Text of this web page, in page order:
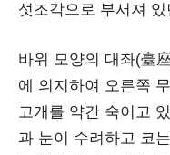
섯조각으로 부서져
바위 모양의 대좌(臺
에 의지하여 오른쪽
고개를 약간 숙이고
과 눈이 수려하고 코